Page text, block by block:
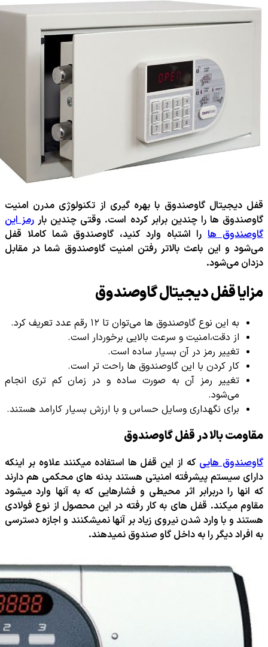
قفل دیجیتال گاوصندوق با بهره گیری از تکنولوژی مدرن امنیت
گاوصندوق ها را چندین برابر کرده است. وقتی چندین بار رمز این
گاوصندوق هارا اشتباه وارد کنید، گاوصندوق شما کاملا قفل
می‌شود و این باعث بالاتر رفتن امنیت گاوصندوق شما در مقابل
دزدان می‌شود.
مزایا قفل دیجیتال گاوصندوق
به این نوع گاوصندوق ها می‌توان تا ۱۲ رقم عدد تعریف کرد.
از دقت،امنیت و سرعت بالایی برخوردار است.
تغییر رمز در آن بسیار ساده است.
کار کردن با این گاوصندوق ها راحت تر است.
تغییر رمز آن به صورت ساده و در زمان کم تری انجام
می‌شود.
برای نگهداری وسایل حساس و با ارزش بسیار کارامد هستند.
مقاومت بالا در قفل گاوصندوق
گاوصندوق هایی که از این قفل ها استفاده میکنند علاوه بر اینکه
دارای سیستم پیشرفته امنیتی هستند بدنه های محکمی هم دارند
که انها را دربرابر اثر محیطی و فشارهایی که به آنها وارد میشود
مقاوم میکند. قفل های به کار رفته در این محصول از نوع فولادی
هستند و با وارد شدن نیروی زیاد بر آنها نمیشکنند و اجازه دسترسی
به افراد دیگر را به داخل گاو صندوق نمیدهند.